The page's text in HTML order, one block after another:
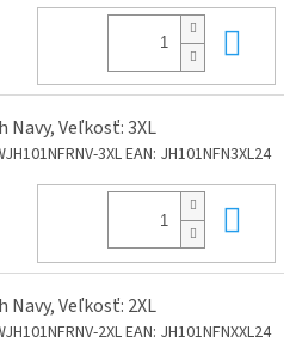
Navy, Veľkosť: 3XL
3XLEAN: JH101NFN3XL24
Navy, Veľkosť: 2XL
2XLEAN: JH101NFNXXL24